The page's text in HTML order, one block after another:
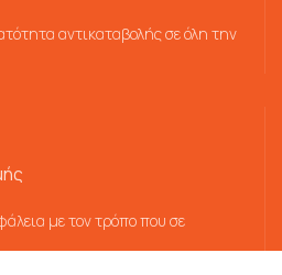
αντικαταβολής σε όλη την
με τον τρόπο που σε